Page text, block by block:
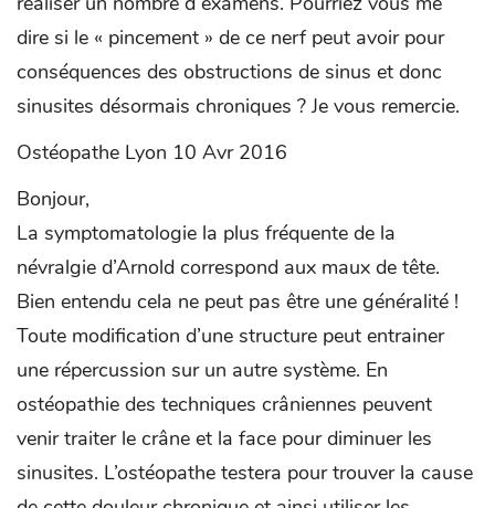
dire si le « pincement » de ce nerf peut avoir pour
conséquences des obstructions de sinus et donc
sinusites désormais chroniques ? Je vous remercie.
Ostéopathe Lyon 10 Avr 2016
Bonjour,
La symptomatologie la plus fréquente de la
névralgie d’Arnold correspond aux maux de tête.
Bien entendu cela ne peut pas être une généralité !
Toute modification d’une structure peut entrainer
une répercussion sur un autre système. En
ostéopathie des techniques crâniennes peuvent
venir traiter le crâne et la face pour diminuer les
sinusites. L’ostéopathe testera pour trouver la cause